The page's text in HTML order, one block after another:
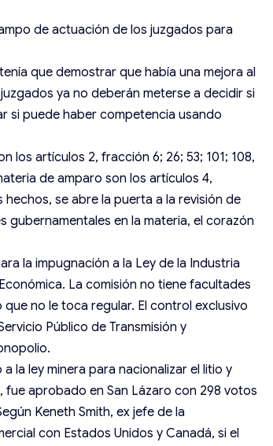
de actuación de los juzgados para
que demostrar que había una mejora al
ya no deberán meterse a decidir si
si puede haber competencia usando
los artículos 2, fracción 6; 26; 53; 101; 108,
de amparo son los artículos 4,
hechos, se abre la puerta a la revisión de
en la materia, el corazón
la impugnación a la Ley de la Industria
La comisión no tiene facultades
no le toca regular. El control exclusivo
Público de Transmisión y
la ley minera para nacionalizar el litio y
aprobado en San Lázaro con 298 votos
Keneth Smith, ex jefe de la
con Estados Unidos y Canadá, si el